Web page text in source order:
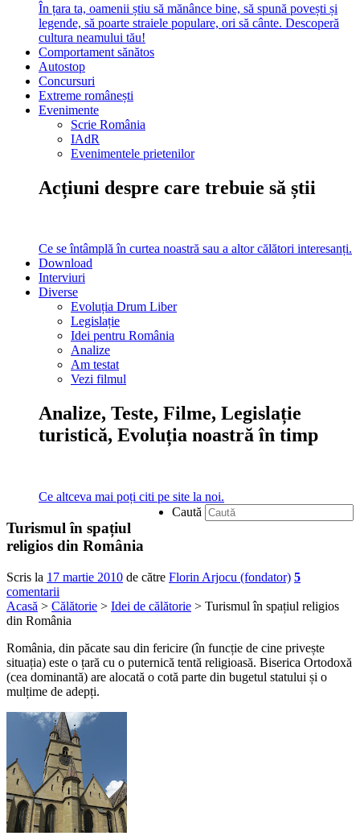
În țara ta, oamenii știu să mănânce bine, să spună povești și
legende, să poarte straiele populare, ori să cânte. Descoperă
cultura neamului tău!
Comportament sănătos
Autostop
Concursuri
Extreme românești
Evenimente
Scrie România
IAdR
Evenimentele prietenilor
Acțiuni despre care trebuie să știi
Ce se întâmplă în curtea noastră sau a altor călători interesanți.
Download
Interviuri
Diverse
Evoluția Drum Liber
Legislație
Idei pentru România
Analize
Am testat
Vezi filmul
Analize, Teste, Filme, Legislație
turistică, Evoluția noastră în timp
Ce altceva mai poți citi pe site la noi.
Caută
Turismul în spațiul
religios din România
Scris la 17 martie 2010 de către Florin Arjocu (fondator) 5
comentarii
Acasă > Călătorie > Idei de călătorie > Turismul în spațiul religios
din România
România, din păcate sau din fericire (în funcție de cine privește
situația) este o țară cu o puternică tentă religioasă. Biserica Ortodoxă
(cea dominantă) are alocată o cotă parte din bugetul statului și o
mulțime de adepți.